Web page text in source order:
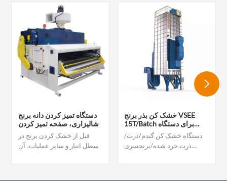
دستگاه تمیز کردن دانه برنج
شالیزاری، صفحه تمیز کردن
ارتعاشی شالیزاری، الک
ارتعاشی، پاک کننده ارتعاشی
قبل از خشک کردن برنج در
سطل انبار و سایر عملیات، آن
خشک کن بذر برنج VSEE
15T/Batch برای دستگاه
خشک کردن دانه
دستگاه خشک کن گندم/ذرت/
ذرت خرد شده/برنجسری
خشک کن دانه ای گردشی دسته